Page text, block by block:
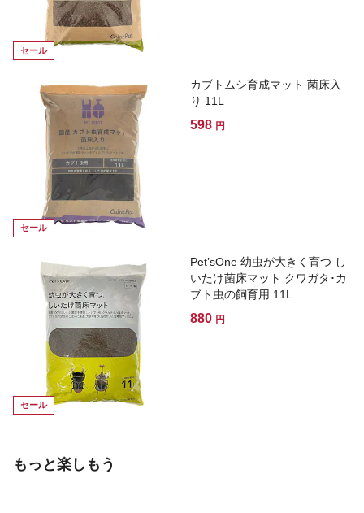
セール
セール
カブトムシ育成マット 菌床入
り 11L
598 円
セール
Pet’sOne 幼虫が大きく育つ し
いたけ菌床マット クワガタ･カ
ブト虫の飼育用 11L
880 円
もっと楽しもう